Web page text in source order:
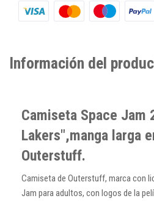
Información del
Camiseta Space Jam
Lakers",manga larga
Outerstuff.
Camiseta de Outerstuff, marca con
Jam para adultos, con logos de la